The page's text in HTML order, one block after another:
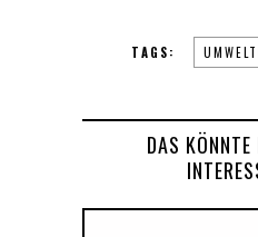
TAGS:
DAS